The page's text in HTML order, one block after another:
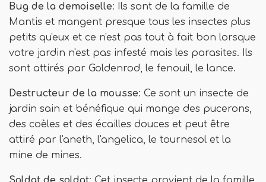
Bug de la demoiselle: Ils sont de la famille de
Mantis et mangent presque tous les insectes plus
petits qu'eux et ce n'est pas tout à fait bon lorsque
votre jardin n'est pas infesté mais les parasites. Ils
sont attirés par Goldenrod, le fenouil, le lance.
Destructeur de la mousse: Ce sont un insecte de
jardin sain et bénéfique qui mange des pucerons,
des coèles et des écailles douces et peut être
attiré par l'aneth, l'angelica, le tournesol et la
mine de mines.